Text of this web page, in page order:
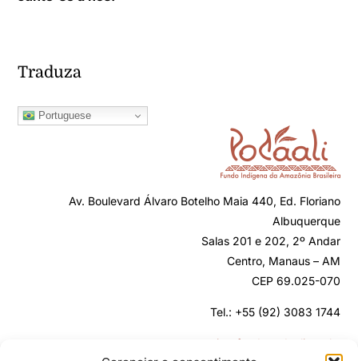
Traduza
Portuguese
Av. Boulevard Álvaro Botelho Maia 440, Ed. Floriano
Albuquerque
Salas 201 e 202, 2º Andar
Centro, Manaus – AM
CEP 69.025-070
Tel.: +55 (92) 3083 1744
secretaria@fundopodaali.org.br